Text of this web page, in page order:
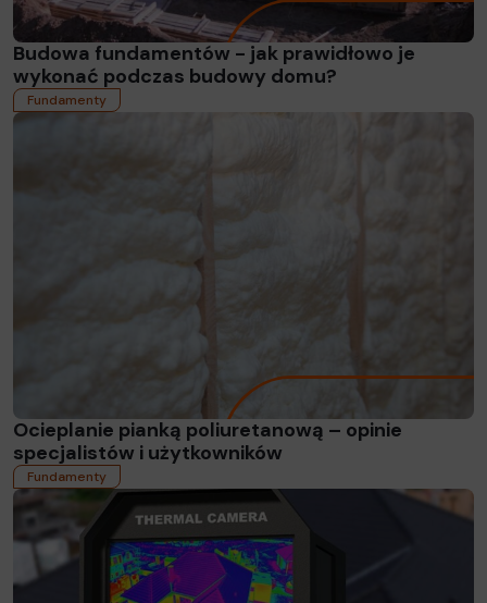
Budowa fundamentów - jak prawidłowo je
wykonać podczas budowy domu?
Fundamenty
Ocieplanie pianką poliuretanową – opinie
specjalistów i użytkowników
Fundamenty
Czytaj więcej
Czytaj więcej